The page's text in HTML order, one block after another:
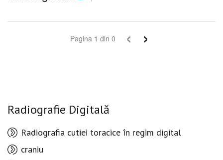
Pagina 1 din 0 ‹ ›
Radiografie Digitală
Radiografia cutiei toracice în regim digital
craniu